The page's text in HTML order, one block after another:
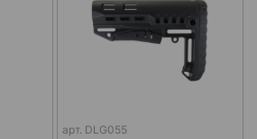
арт. DLG055